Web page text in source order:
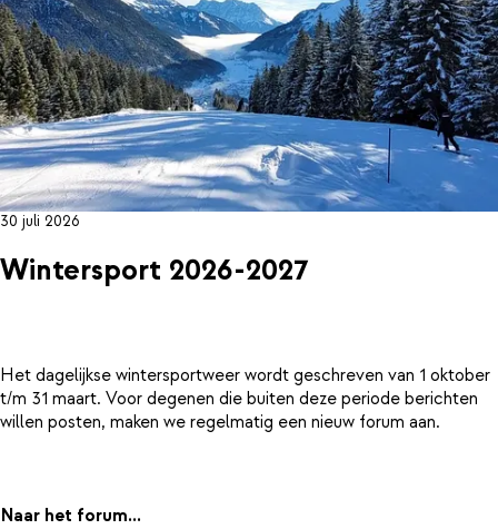
30 juli 2026
Wintersport 2026-2027
Het dagelijkse wintersportweer wordt geschreven van 1 oktober
t/m 31 maart. Voor degenen die buiten deze periode berichten
willen posten, maken we regelmatig een nieuw forum aan.
Naar het forum...